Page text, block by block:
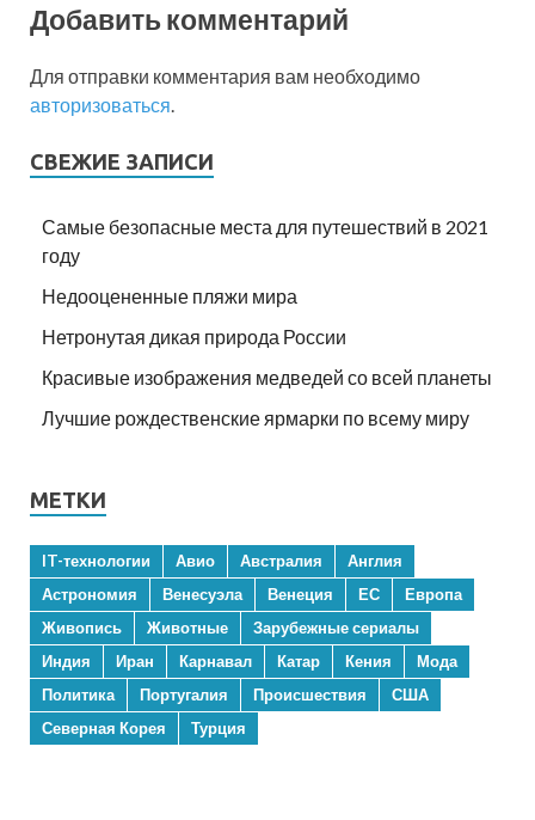
Добавить комментарий
Для отправки комментария вам необходимо
авторизоваться
СВЕЖИЕ ЗАПИСИ
Самые безопасные места для путешествий в 2021
году
Недооцененные пляжи мира
Нетронутая дикая природа России
Красивые изображения медведей со всей планеты
Лучшие рождественские ярмарки по всему миру
МЕТКИ
IT-технологии Авио Австралия
Англия
Астрономия
Венесуэла Венеция ЕС
Европа
Живопись
Животные
Зарубежные сериалы
Индия
Иран Карнавал Катар Кения
Мода
Политика
Португалия Происшествия
США
Северная Корея
Турция